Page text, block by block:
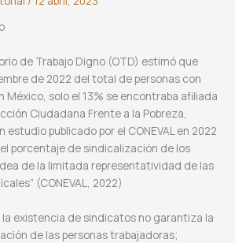
de Trabajo Digno (OTD) estimó que
de 2022 del total de personas con
México, solo el 13% se encontraba afiliada
Ciudadana Frente a la Pobreza,
estudio publicado por el CONEVAL en 2022
porcentaje de sindicalización de los
de la limitada representatividad de las
(CONEVAL, 2022)
la existencia de sindicatos no garantiza la
de las personas trabajadoras;